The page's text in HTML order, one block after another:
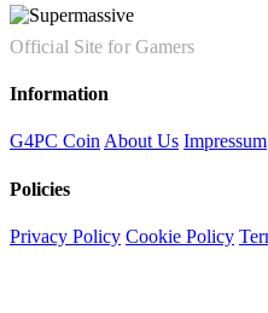
Official Site for Gamers
Information
G4PC Coin About Us Impressum
Policies
Privacy Policy Cookie Policy